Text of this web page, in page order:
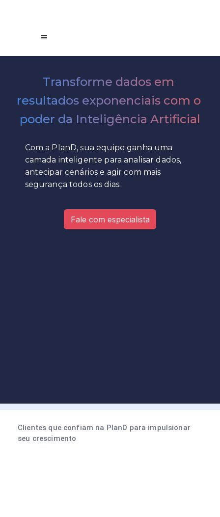
Transforme dados em
resultados exponenciais com o
poder da Inteligência Artificial
Com a PlanD, sua equipe ganha uma
camada inteligente para analisar dados,
antecipar cenários e agir com mais
segurança todos os dias.
Fale com especialista
Clientes que confiam na PlanD para impulsionar
seu crescimento